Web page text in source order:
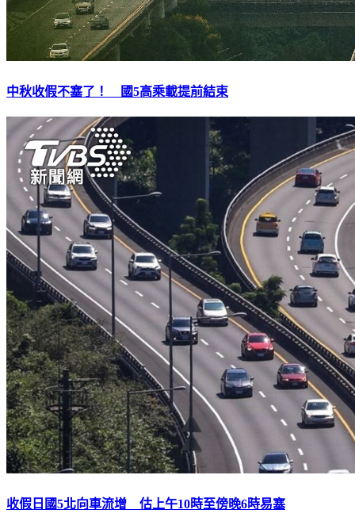
中秋收假不塞了！ 國5高乘載提前結束
收假日國5北向車流增 估上午10時至傍晚6時易塞